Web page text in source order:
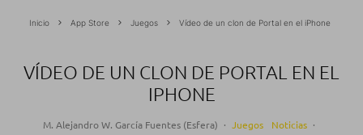
Inicio App Store Juegos Vídeo de un clon de Portal en el iPhone
VÍDEO DE UN CLON DE PORTAL EN EL
IPHONE
M. Alejandro W. García Fuentes (Esfera) · Juegos Noticias ·